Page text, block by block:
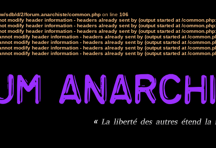
sdb/d/2/forum.anarchiste/common.php on line 106
modify header information - headers already sent by (output started at /
modify header information - headers already sent by (output started at /
modify header information - headers already sent by (output started at /
modify header information - headers already sent by (output started at /
modify header information - headers already sent by (output started at /
modify header information - headers already sent by (output started at /
modify header information - headers already sent by (output started at /